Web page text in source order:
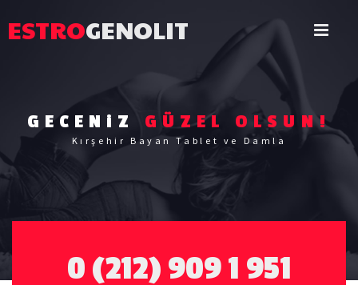
GECENiZ GÜZEL OLSUN!
Kırşehir Bayan Tablet ve Damla
ESTROGENOLIT
0 (212) 909 1 951